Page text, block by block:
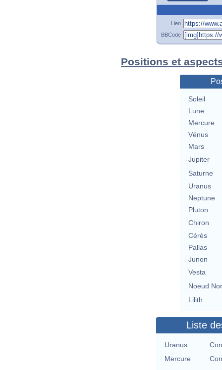
Lien
BBCode
Positions et
Soleil
Lune
Mercure
Vénus
Mars
Jupiter
Saturne
Uranus
Neptune
Pluton
Chiron
Cérès
Pallas
Junon
Vesta
Noeud
Lilith
Liste
Uranus
Mercure